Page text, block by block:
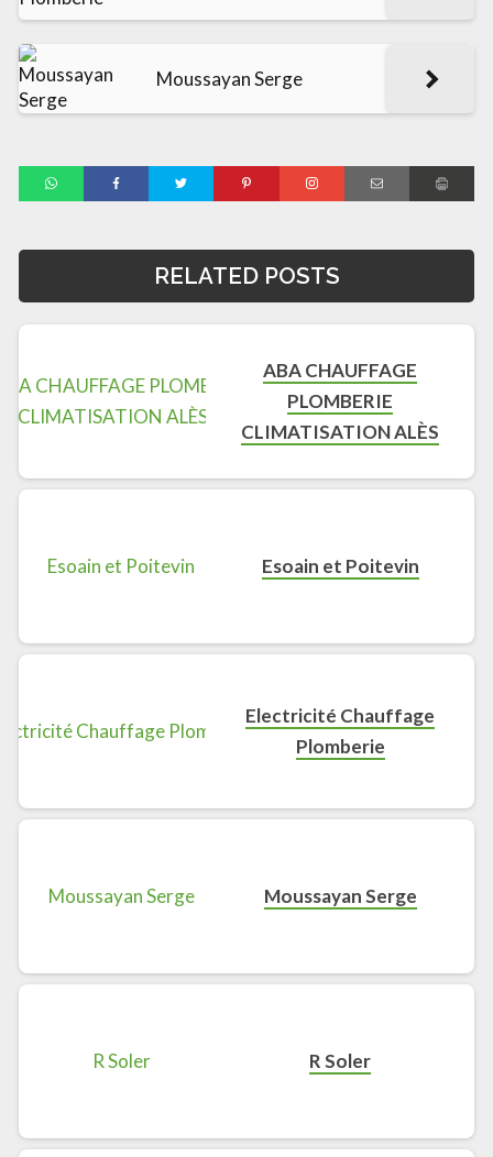
Moussayan Serge
RELATED POSTS
ABA CHAUFFAGE
PLOMBERIE
CLIMATISATION ALÈS
Esoain et Poitevin
Electricité Chauffage
Plomberie
Moussayan Serge
R Soler